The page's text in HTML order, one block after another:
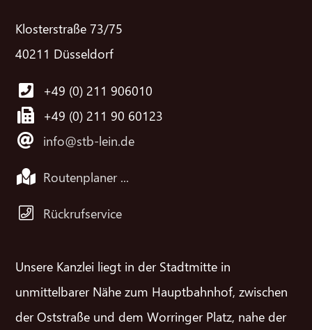
Klosterstraße 73/75
40211 Düsseldorf
+49 (0) 211 906010
+49 (0) 211 90 60123
info@stb-lein.de
Routenplaner ...
Rückrufservice
Unsere Kanzlei liegt in der Stadtmitte in
unmittelbarer Nähe zum Hauptbahnhof, zwischen
der Oststraße und dem Worringer Platz, nahe der